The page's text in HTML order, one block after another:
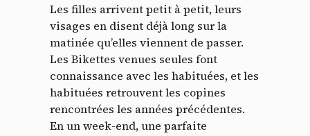
Les filles arrivent petit à petit, leurs
visages en disent déjà long sur la
matinée qu’elles viennent de passer.
Les Bikettes venues seules font
connaissance avec les habituées, et les
habituées retrouvent les copines
rencontrées les années précédentes.
En un week-end, une parfaite